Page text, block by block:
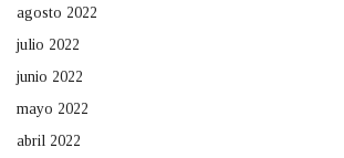
agosto 2022
julio 2022
junio 2022
mayo 2022
abril 2022